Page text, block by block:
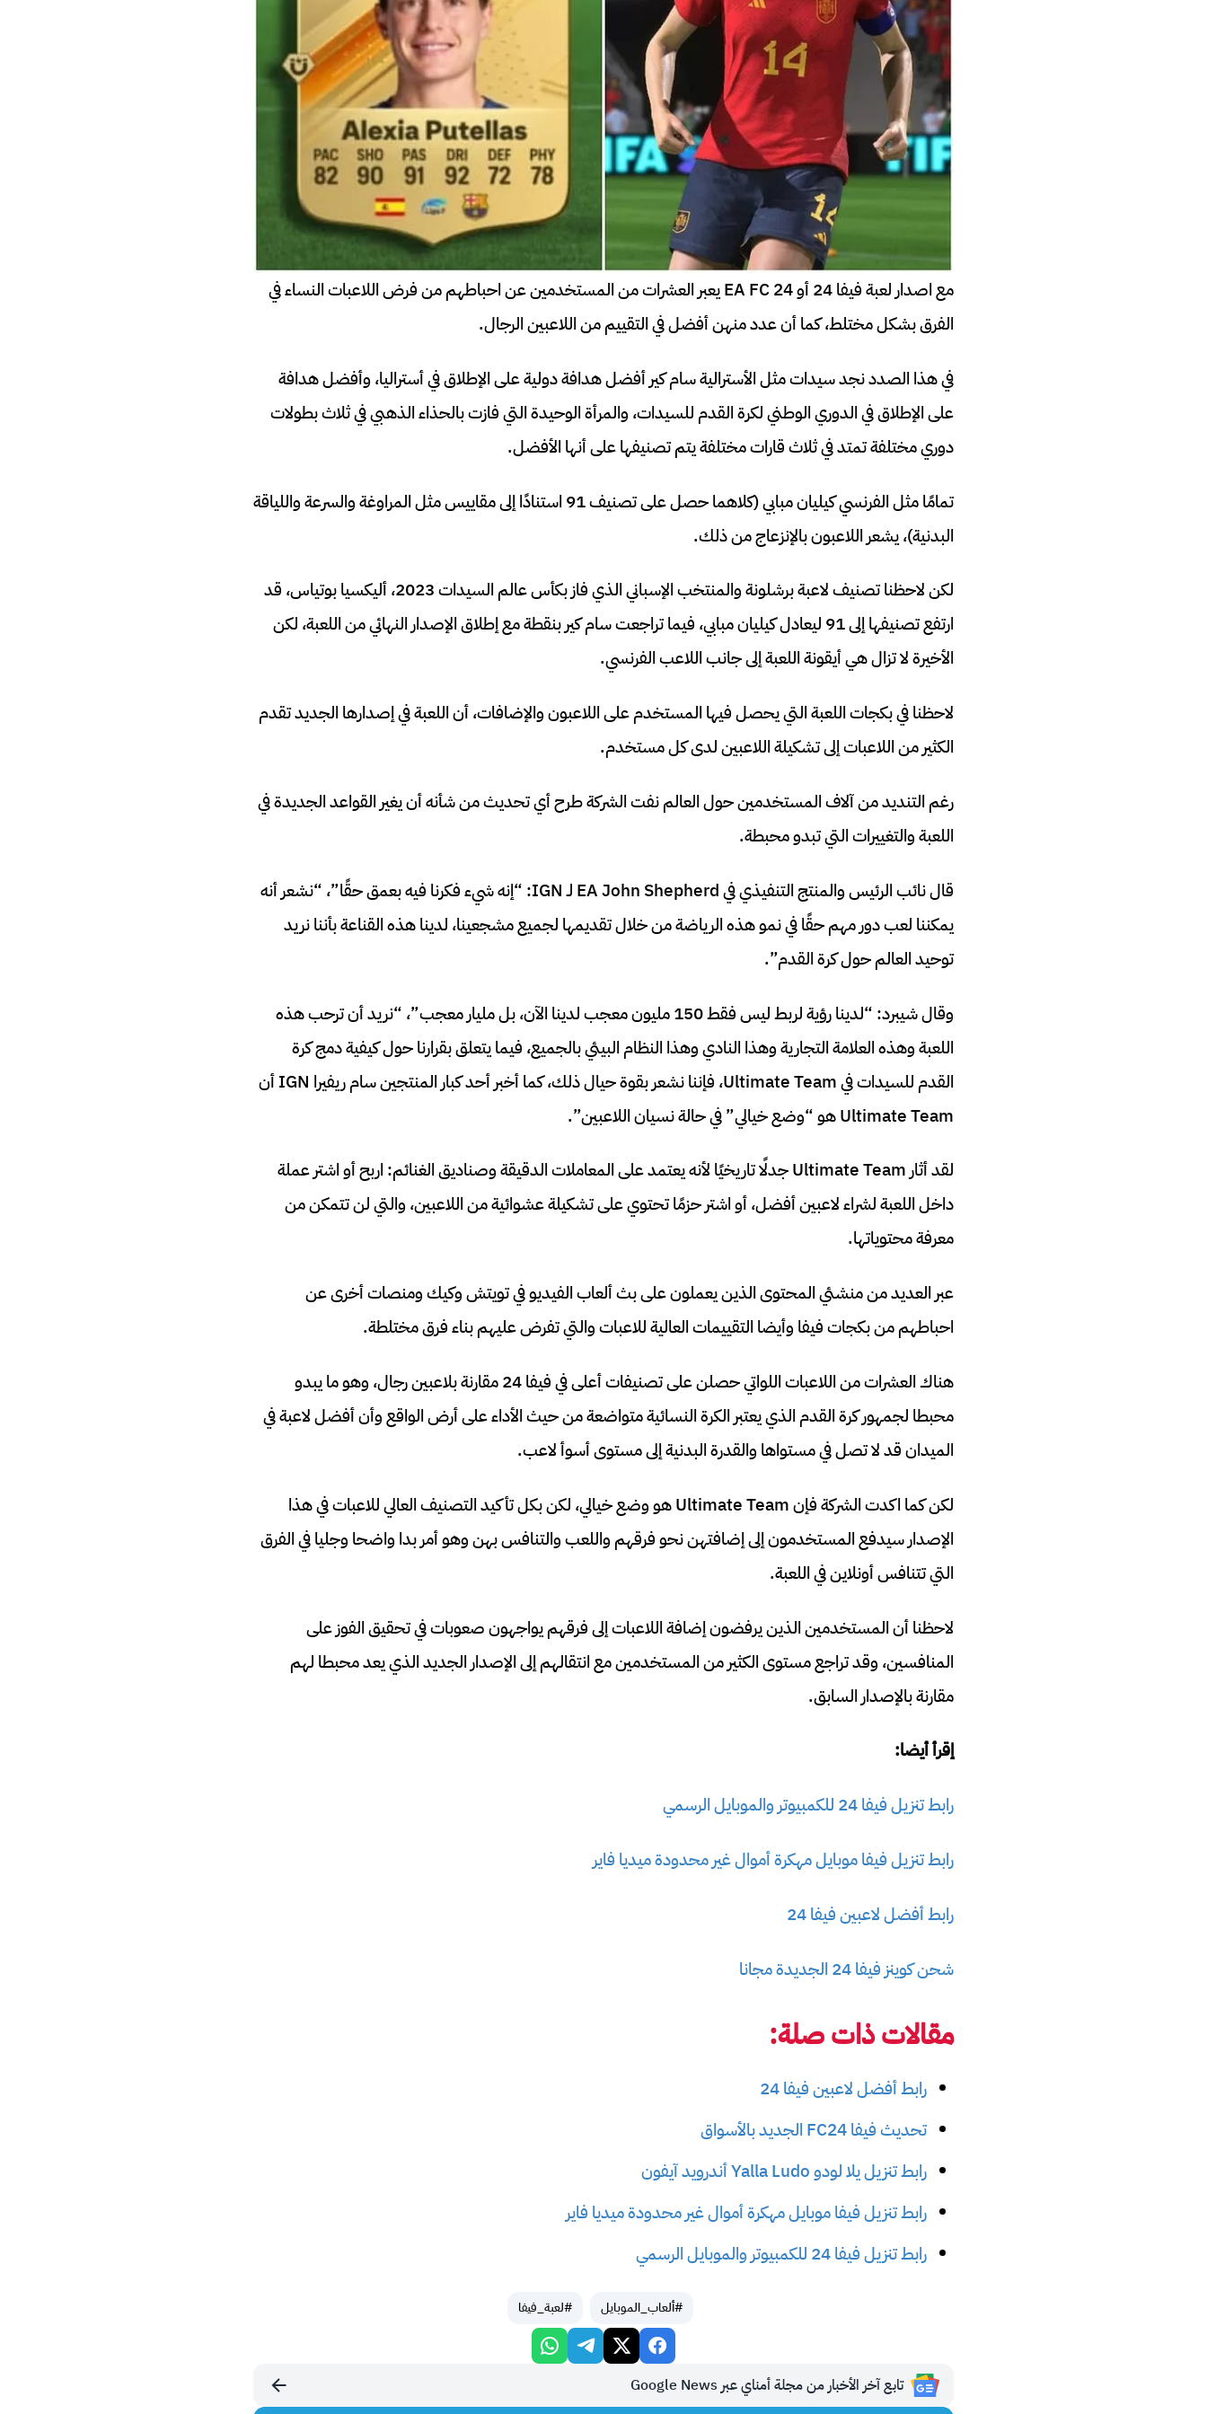
مع اصدار لعبة فيفا 24 أو EA FC 24 يعبر العشرات من المستخدمين عن احباطهم من فرض اللاعبات النساء في
الفرق بشكل مختلط، كما أن عدد منهن أفضل في التقييم من اللاعبين الرجال.
في هذا الصدد نجد سيدات مثل الأسترالية سام كير أفضل هدافة دولية على الإطلاق في أستراليا، وأفضل هدافة
على الإطلاق في الدوري الوطني لكرة القدم للسيدات، والمرأة الوحيدة التي فازت بالحذاء الذهبي في ثلاث بطولات
دوري مختلفة تمتد في ثلاث قارات مختلفة يتم تصنيفها على أنها الأفضل.
تمامًا مثل الفرنسي كيليان مبابي (كلاهما حصل على تصنيف 91 استنادًا إلى مقاييس مثل المراوغة والسرعة واللياقة
البدنية)، يشعر اللاعبون بالإنزعاج من ذلك.
لكن لاحظنا تصنيف لاعبة برشلونة والمنتخب الإسباني الذي فاز بكأس عالم السيدات 2023، أليكسيا بوتياس، قد
ارتفع تصنيفها إلى 91 ليعادل كيليان مبابي، فيما تراجعت سام كير بنقطة مع إطلاق الإصدار النهائي من اللعبة، لكن
الأخيرة لا تزال هي أيقونة اللعبة إلى جانب اللاعب الفرنسي.
لاحظنا في بكجات اللعبة التي يحصل فيها المستخدم على اللاعبون والإضافات، أن اللعبة في إصدارها الجديد تقدم
الكثير من اللاعبات إلى تشكيلة اللاعبين لدى كل مستخدم.
رغم التنديد من آلاف المستخدمين حول العالم نفت الشركة طرح أي تحديث من شأنه أن يغير القواعد الجديدة في
اللعبة والتغييرات التي تبدو محبطة.
قال نائب الرئيس والمنتج التنفيذي في EA John Shepherd لـ IGN: “إنه شيء فكرنا فيه بعمق حقًا”، “نشعر أنه
يمكننا لعب دور مهم حقًا في نمو هذه الرياضة من خلال تقديمها لجميع مشجعينا، لدينا هذه القناعة بأننا نريد
توحيد العالم حول كرة القدم”.
وقال شيبرد: “لدينا رؤية لربط ليس فقط 150 مليون معجب لدينا الآن، بل مليار معجب”، “نريد أن ترحب هذه
اللعبة وهذه العلامة التجارية وهذا النادي وهذا النظام البيئي بالجميع، فيما يتعلق بقرارنا حول كيفية دمج كرة
القدم للسيدات في Ultimate Team، فإننا نشعر بقوة حيال ذلك، كما أخبر أحد كبار المنتجين سام ريفيرا IGN أن
Ultimate Team هو “وضع خيالي” في حالة نسيان اللاعبين”.
لقد أثار Ultimate Team جدلًا تاريخيًا لأنه يعتمد على المعاملات الدقيقة وصناديق الغنائم: اربح أو اشتر عملة
داخل اللعبة لشراء لاعبين أفضل، أو اشتر حزمًا تحتوي على تشكيلة عشوائية من اللاعبين، والتي لن تتمكن من
معرفة محتوياتها.
عبر العديد من منشئي المحتوى الذين يعملون على بث ألعاب الفيديو في تويتش وكيك ومنصات أخرى عن
احباطهم من بكجات فيفا وأيضا التقييمات العالية للاعبات والتي تفرض عليهم بناء فرق مختلطة.
هناك العشرات من اللاعبات اللواتي حصلن على تصنيفات أعلى في فيفا 24 مقارنة بلاعبين رجال، وهو ما يبدو
محبطا لجمهور كرة القدم الذي يعتبر الكرة النسائية متواضعة من حيث الأداء على أرض الواقع وأن أفضل لاعبة في
الميدان قد لا تصل في مستواها والقدرة البدنية إلى مستوى أسوأ لاعب.
لكن كما اكدت الشركة فإن Ultimate Team هو وضع خيالي، لكن بكل تأكيد التصنيف العالي للاعبات في هذا
الإصدار سيدفع المستخدمون إلى إضافتهن نحو فرقهم واللعب والتنافس بهن وهو أمر بدا واضحا وجليا في الفرق
التي تتنافس أونلاين في اللعبة.
لاحظنا أن المستخدمين الذين يرفضون إضافة اللاعبات إلى فرقهم يواجهون صعوبات في تحقيق الفوز على
المنافسين، وقد تراجع مستوى الكثير من المستخدمين مع انتقالهم إلى الإصدار الجديد الذي يعد محبطا لهم
مقارنة بالإصدار السابق.
إقرأ أيضا:
رابط تنزيل فيفا 24 للكمبيوتر والموبايل الرسمي
رابط تنزيل فيفا موبايل مهكرة أموال غير محدودة ميديا فاير
رابط أفضل لاعبين فيفا 24
شحن كوينز فيفا 24 الجديدة مجانا
مقالات ذات صلة:
رابط أفضل لاعبين فيفا 24
تحديث فيفا FC24 الجديد بالأسواق
رابط تنزيل يلا لودو Yalla Ludo أندرويد آيفون
رابط تنزيل فيفا موبايل مهكرة أموال غير محدودة ميديا فاير
رابط تنزيل فيفا 24 للكمبيوتر والموبايل الرسمي
#ألعاب_الموبايل #لعبة_فيفا
تابع آخر الأخبار من مجلة أمناي عبر Google News